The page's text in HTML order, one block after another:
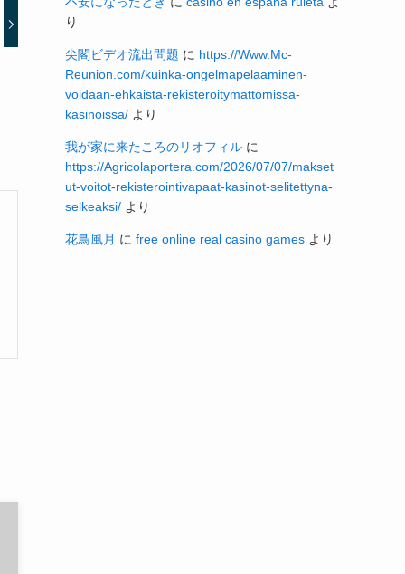
り
尖閣ビデオ流出問題 に https://Www.Mc-
Reunion.com/kuinka-ongelmapelaaminen-
voidaan-ehkaista-rekisteroitymattomissa-
kasinoissa/ より
我が家に来たころのリオフィル に
https://Agricolaportera.com/2026/07/07/makset
ut-voitot-rekisterointivapaat-kasinot-selitettyna-
selkeaksi/ より
花鳥風月 に free online real casino games より